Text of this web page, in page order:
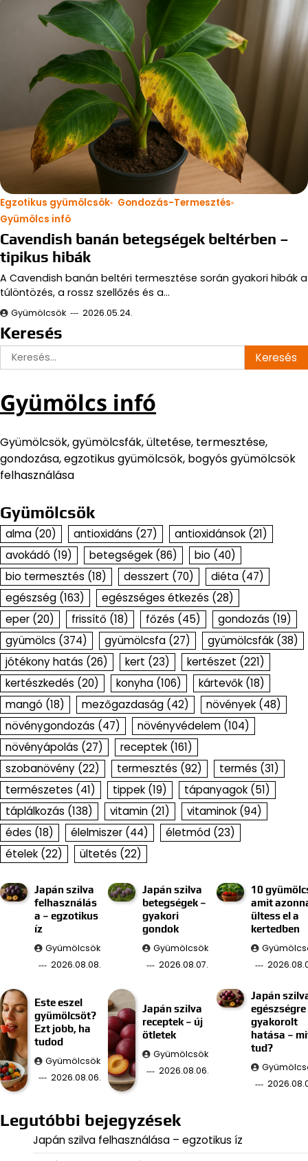
Egzotikus gyümölcsök
Gondozás-Termesztés
Gyümölcs infó
Cavendish banán betegségek beltérben –
tipikus hibák
A Cavendish banán beltéri termesztése során gyakori hibák a
túlöntözés, a rossz szellőzés és a…
Gyümölcsök 2026.05.24.
Keresés
Keresés:
Gyümölcs infó
Gyümölcsök, gyümölcsfák, ültetése, termesztése,
gondozása, egzotikus gyümölcsök, bogyós gyümölcsök
felhasználása
Gyümölcsök
alma (20) antioxidáns (27) antioxidánsok (21)
avokádó (19) betegségek (86) bio (40)
bio termesztés (18) desszert (70) diéta (47)
egészség (163) egészséges étkezés (28)
eper (20) frissítő (18) főzés (45) gondozás (19)
gyümölcs (374) gyümölcsfa (27) gyümölcsfák (38)
jótékony hatás (26) kert (23) kertészet (221)
kertészkedés (20) konyha (106) kártevők (18)
mangó (18) mezőgazdaság (42) növények (48)
növénygondozás (47) növényvédelem (104)
növényápolás (27) receptek (161)
szobanövény (22) termesztés (92) termés (31)
természetes (41) tippek (19) tápanyagok (51)
táplálkozás (138) vitamin (21) vitaminok (94)
édes (18) élelmiszer (44) életmód (23)
ételek (22) ültetés (22)
Japán szilva
felhasználás
a – egzotikus
íz
Gyümölcsök
2026.08.08.
Japán szilva
betegségek –
gyakori
gondok
Gyümölcsök
2026.08.07.
10
amit
ültess el a
kertedben
Este eszel
gyümölcsöt?
Ezt jobb, ha
tudod
Gyümölcsök
2026.08.06.
Japán szilva
receptek – új
ötletek
Gyümölcsök
2026.08.06.
Japán
egészségre
gyakorolt
hatása –
tud?
Legutóbbi bejegyzések
Japán szilva felhasználása – egzotikus íz